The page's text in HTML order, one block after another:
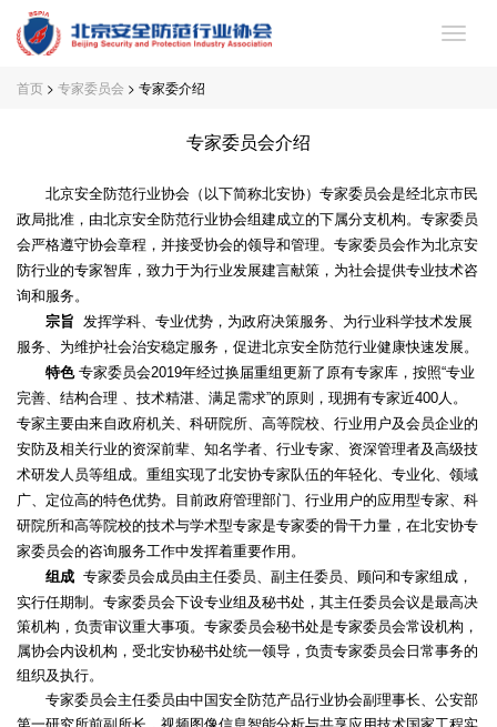
首
协
会
建
工
专
家
员
会
会
员
专
区
协
会
服
新
闻
心
联
系
我
们
注
册
登
录
首页 > 专家委员会 > 专家委介绍
专家委员会介绍
北京安全防范行业协会（以下简称北安协）专家委员会是经北京市民
政局批准，由北京安全防范行业协会组建成立的下属分支机构。专家委员
会严格遵守协会章程，并接受协会的领导和管理。专家委员会作为北京安
防行业的专家智库，致力于为行业发展建言献策，为社会提供专业技术咨
询和服务。
宗旨 发挥学科、专业优势，为政府决策服务、为行业科学技术发展
服务、为维护社会治安稳定服务，促进北京安全防范行业健康快速发展。
特色专家委员会2019年经过换届重组更新了原有专家库，按照“专业
完善、结构合理 、技术精湛、满足需求”的原则，现拥有专家近400人。
专家主要由来自政府机关、科研院所、高等院校、行业用户及会员企业的
安防及相关行业的资深前辈、知名学者、行业专家、资深管理者及高级技
术研发人员等组成。重组实现了北安协专家队伍的年轻化、专业化、领域
广、定位高的特色优势。目前政府管理部门、行业用户的应用型专家、科
研院所和高等院校的技术与学术型专家是专家委的骨干力量，在北安协专
家委员会的咨询服务工作中发挥着重要作用。
组成 专家委员会成员由主任委员、副主任委员、顾问和专家组成，
实行任期制。专家委员会下设专业组及秘书处，其主任委员会议是最高决
策机构，负责审议重大事项。专家委员会秘书处是专家委员会常设机构，
属协会内设机构，受北安协秘书处统一领导，负责专家委员会日常事务的
组织及执行。
专家委员会主任委员由中国安全防范产品行业协会副理事长、公安部